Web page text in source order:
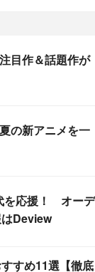
目作＆話題作が
の新アニメを一
を応援！ オーデ
Deview
すめ11選【徹底